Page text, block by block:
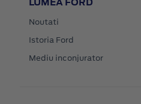
Noutati
Istoria Ford
Mediu inconjurator